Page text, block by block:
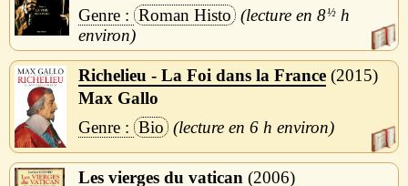
Roman Histo
8½ h
Richelieu - La Foi dans la France 2015
Max Gallo
Bio
6 h
Les vierges du vatican
2006